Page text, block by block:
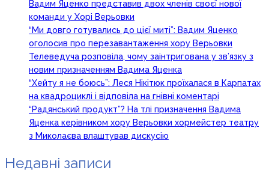
Вадим Яценко представив двох членів своєї нової
команди у Хорі Верьовки
“Ми довго готувались до цієї миті”: Вадим Яценко
оголосив про перезавантаження хору Верьовки
Телеведуча розповіла, чому заінтригована у зв’язку з
новим призначенням Вадима Яценка
“Хейту я не боюсь”: Леся Нікітюк проїхалася в Карпатах
на квадроциклі і відповіла на гнівні коментарі
“Радянський продукт”? На тлі призначення Вадима
Яценка керівником хору Верьовки хормейстер театру
з Миколаєва влаштував дискусію
Недавні записи